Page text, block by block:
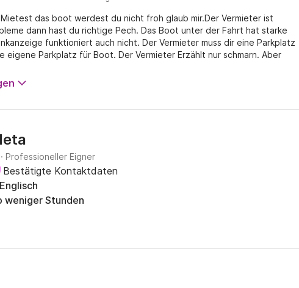
das boot werdest du nicht froh glaub mir.Der Vermieter ist
dann hast du richtige Pech. Das Boot unter der Fahrt hat starke
funktioniert auch nicht. Der Vermieter muss dir eine Parkplatz
eigene Parkplatz für Boot. Der Vermieter Erzählt nur schmarn. Aber
G E R W E G!!!!!!!!!!!!
· Professioneller Eigner
Bestätigte Kontaktdaten
Englisch
weniger Stunden